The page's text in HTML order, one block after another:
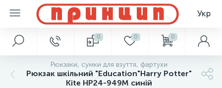
Укр
0 0 0
Рюкзаки, сумки для взуття, фартухи
Рюкзак шкільний "Education"Harry Potter"
Kite HP24-949M синій